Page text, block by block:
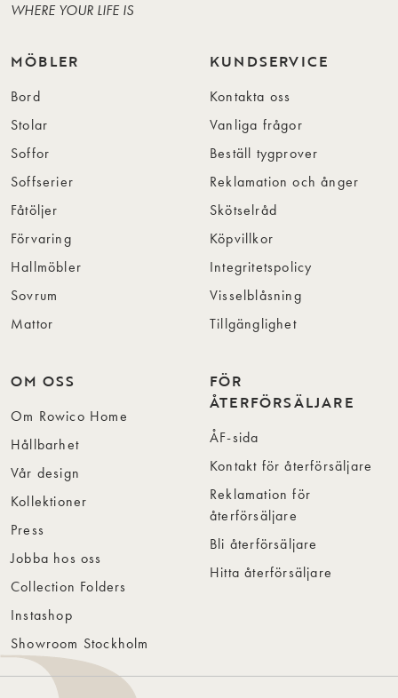
WHERE YOUR LIFE IS
MÖBLER
Bord
Stolar
Soffor
Soffserier
Fåtöljer
Förvaring
Hallmöbler
Sovrum
Mattor
KUNDSERVICE
Kontakta oss
Vanliga frågor
Beställ tygprover
Reklamation och ånger
Skötselråd
Köpvillkor
Integritetspolicy
Visselblåsning
Tillgänglighet
OM OSS
Om Rowico Home
Hållbarhet
Vår design
Kollektioner
Press
Jobba hos oss
Collection Folders
Instashop
Showroom Stockholm
FÖR
ÅTERFÖRSÄLJARE
ÅF-sida
Kontakt för återförsäljare
Reklamation för
återförsäljare
Bli återförsäljare
Hitta återförsäljare